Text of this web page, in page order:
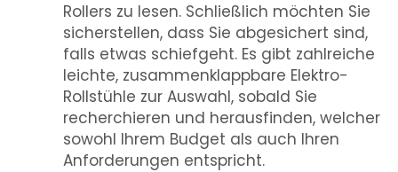
Rollers zu lesen. Schließlich möchten Sie
sicherstellen, dass Sie abgesichert sind,
falls etwas schiefgeht. Es gibt zahlreiche
leichte, zusammenklappbare Elektro-
Rollstühle zur Auswahl, sobald Sie
recherchieren und herausfinden, welcher
sowohl Ihrem Budget als auch Ihren
Anforderungen entspricht.